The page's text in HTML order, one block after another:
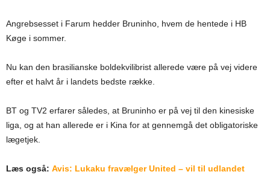
Angrebsesset i Farum hedder Bruninho, hvem de hentede i HB
Køge i sommer.
Nu kan den brasilianske boldekvilibrist allerede være på vej videre
efter et halvt år i landets bedste række.
BT og TV2 erfarer således, at Bruninho er på vej til den kinesiske
liga, og at han allerede er i Kina for at gennemgå det obligatoriske
lægetjek.
Læs også: Avis: Lukaku fravælger United – vil til udlandet